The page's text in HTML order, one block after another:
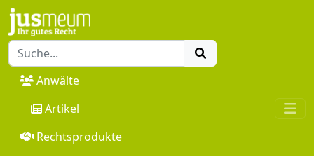
Anwälte
Artikel
Rechtsprodukte